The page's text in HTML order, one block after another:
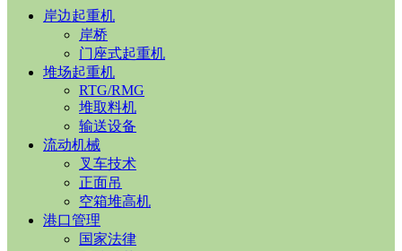
岸边起重机
岸桥
门座式起重机
堆场起重机
RTG/RMG
堆取料机
输送设备
流动机械
叉车技术
正面吊
空箱堆高机
港口管理
国家法律